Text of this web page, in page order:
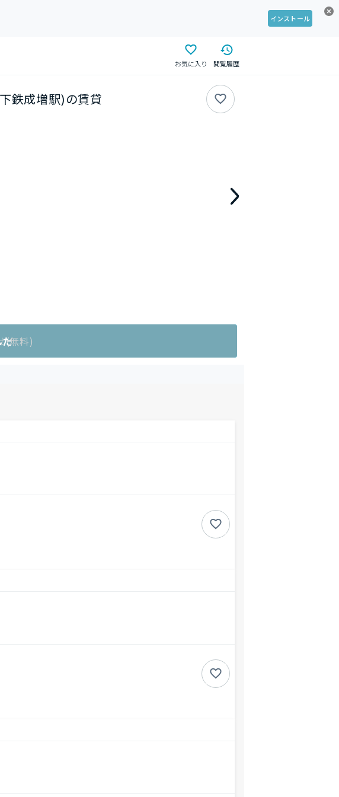
インストール
お気に入り 閲覧履歴
鉄成増駅)の賃貸
(無料)